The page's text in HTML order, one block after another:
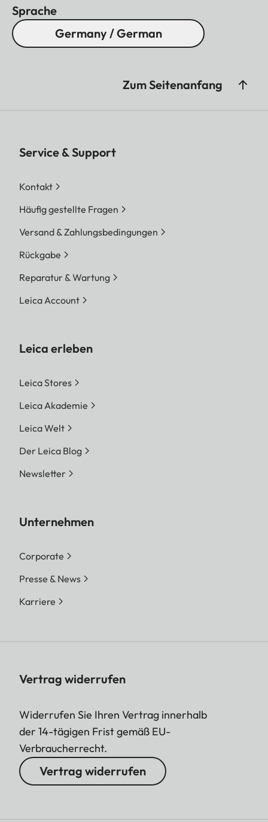
Sprache
Germany / German
Zum Seitenanfang
Service & Support
Kontakt
Häufig gestellte Fragen
Versand & Zahlungsbedingungen
Rückgabe
Reparatur & Wartung
Leica Account
Leica erleben
Leica Stores
Leica Akademie
Leica Welt
Der Leica Blog
Newsletter
Unternehmen
Corporate
Presse & News
Karriere
Vertrag widerrufen
Widerrufen Sie Ihren Vertrag innerhalb
der 14-tägigen Frist gemäß EU-
Verbraucherrecht.
Vertrag widerrufen